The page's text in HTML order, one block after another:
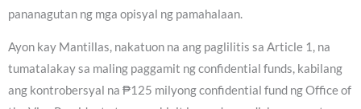
pananagutan ng mga opisyal ng pamahalaan.
Ayon kay Mantillas, nakatuon na ang paglilitis sa Article 1, na
tumatalakay sa maling paggamit ng confidential funds, kabilang
ang kontrobersyal na ₱125 milyong confidential fund ng Office of